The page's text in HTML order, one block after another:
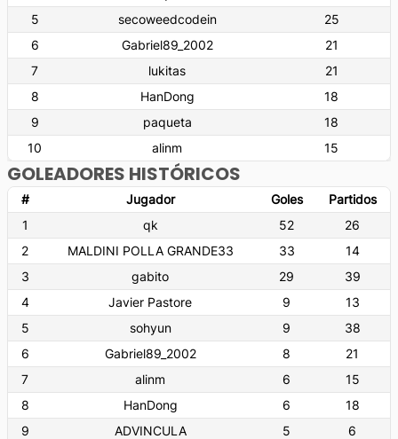
5
secoweedcodein
25
6
Gabriel89_2002
21
7
lukitas
21
8
HanDong
18
9
paqueta
18
10
alinm 15
GOLEADORES HISTÓRICOS
# Jugador Goles
Partidos
1
qk 52
26
2
MALDINI POLLA GRANDE33 33
14
3
gabito 29
39
4
Javier Pastore 9
13
5
sohyun 9
38
6
Gabriel89_2002 8
21
7
alinm 6
15
8
HanDong 6
18
9
ADVINCULA 5
6